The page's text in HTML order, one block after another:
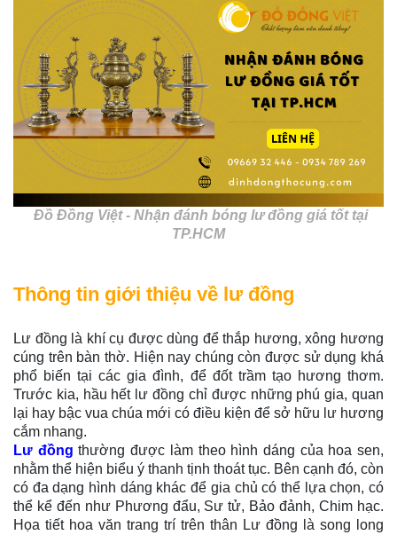
Đồ Đồng Việt - Nhận đánh bóng lư đồng giá tốt tại
TP.HCM
Thông tin giới thiệu về lư đồng
Lư đồng là khí cụ được dùng để thắp hương, xông hương
cúng trên bàn thờ. Hiện nay chúng còn được sử dụng khá
phổ biến tại các gia đình, để đốt trầm tạo hương thơm.
Trước kia, hầu hết lư đồng chỉ được những phú gia, quan
lại hay bậc vua chúa mới có điều kiện để sở hữu lư hương
cắm nhang.
Lư đồng thường được làm theo hình dáng của hoa sen,
nhằm thể hiện biểu ý thanh tịnh thoát tục. Bên cạnh đó, còn
có đa dạng hình dáng khác để gia chủ có thể lựa chọn, có
thể kể đến như Phương đẩu, Sư tử, Bảo đảnh, Chim hạc.
Họa tiết hoa văn trang trí trên thân Lư đồng là song long